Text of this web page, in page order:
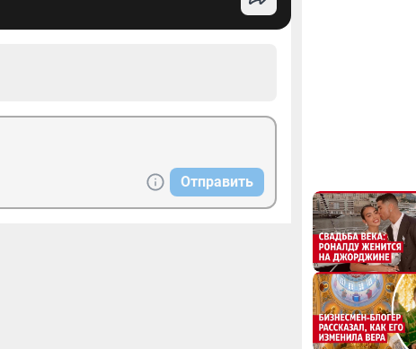
Отправить